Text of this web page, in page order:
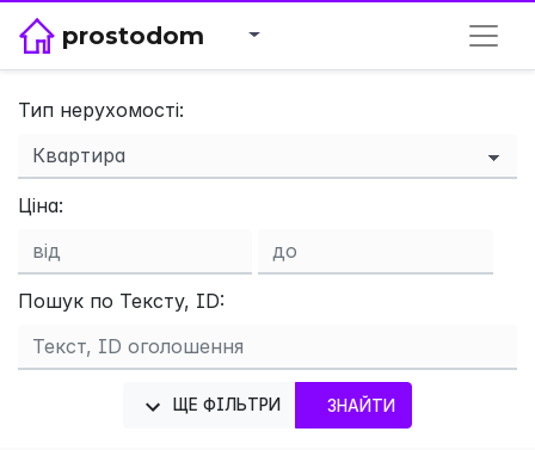
prostodom
Тип нерухомості:
Ціна:
Пошук по Тексту, ID:
ЩЕ ФІЛЬТРИ ЗНАЙТИ
×